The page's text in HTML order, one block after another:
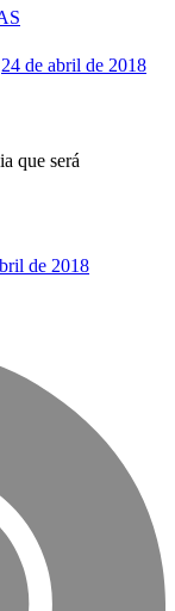
24 de abril de 2018
que será
de 2018